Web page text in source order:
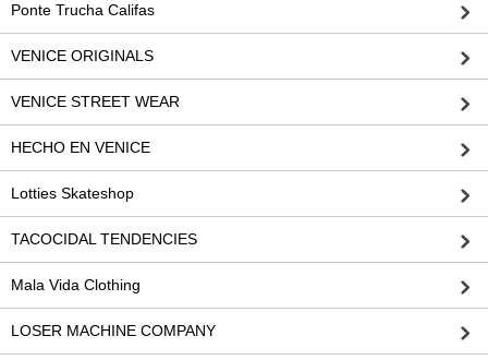
Ponte Trucha Califas
VENICE ORIGINALS
VENICE STREET WEAR
HECHO EN VENICE
Lotties Skateshop
TACOCIDAL TENDENCIES
Mala Vida Clothing
LOSER MACHINE COMPANY